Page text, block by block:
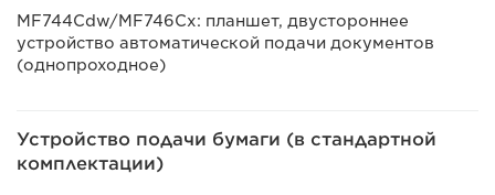
MF744Cdw/MF746Cx: планшет, двустороннее
устройство автоматической подачи документов
(однопроходное)
Устройство подачи бумаги (в стандартной
комплектации)